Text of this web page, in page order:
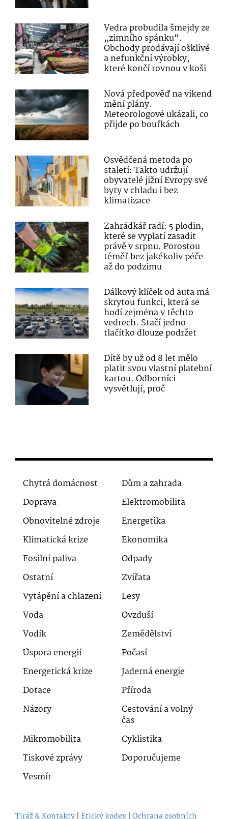
Vedra probudila šmejdy ze
„zimního spánku“.
Obchody prodávají ošklivé
a nefunkční výrobky,
které končí rovnou v koši
Nová předpověď na víkend
mění plány.
Meteorologové ukázali, co
přijde po bouřkách
Osvědčená metoda po
staletí: Takto udržují
obyvatelé jižní Evropy své
byty v chladu i bez
klimatizace
Zahrádkář radí: 5 plodin,
které se vyplatí zasadit
právě v srpnu. Porostou
téměř bez jakékoliv péče
až do podzimu
Dálkový klíček od auta má
skrytou funkci, která se
hodí zejména v těchto
vedrech. Stačí jedno
tlačítko dlouze podržet
Dítě by už od 8 let mělo
platit svou vlastní platební
kartou. Odborníci
vysvětlují, proč
Chytrá domácnost
Dům a zahrada
Doprava
Elektromobilita
Obnovitelné zdroje
Energetika
Klimatická krize
Ekonomika
Fosilní paliva
Odpady
Ostatní
Zvířata
Vytápění a chlazení
Lesy
Voda
Ovzduší
Vodík
Zemědělství
Úspora energií
Počasí
Energetická krize
Jaderná energie
Dotace
Příroda
Názory
Cestování a volný
čas
Mikromobilita
Cyklistika
Tiskové zprávy
Doporučujeme
Vesmír
Tiráž & Kontakty | Etický kodex | Ochrana osobních